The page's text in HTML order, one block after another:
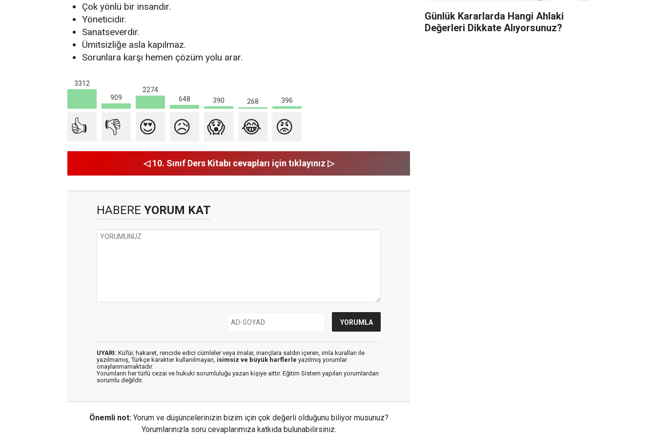
Çok yönlü bir insandır.
Yöneticidir.
Sanatseverdir.
Ümitsizliğe asla kapılmaz.
Sorunlara karşı hemen çözüm yolu arar.
3312
909
2274
648
390 268 396
👍 👎 😍 😥 😱 😂 😡
◁ 10. Sınıf Ders Kitabı cevapları için tıklayınız ▷
HABERE YORUM KAT
UYARI: Küfür, hakaret, rencide edici cümleler veya imalar, inançlara saldırı içeren, imla kuralları ile
yazılmamış, Türkçe karakter kullanılmayan, isimsiz ve büyük harflerle yazılmış yorumlar
onaylanmamaktadır.
Yorumların her türlü cezai ve hukuki sorumluluğu yazan kişiye aittir. Eğitim Sistem yapılan yorumlardan
sorumlu değildir.
Önemli not: Yorum ve düşüncelerinizin bizim için çok değerli olduğunu biliyor musunuz?
Yorumlarınızla soru cevaplarımıza katkıda bulunabilirsiniz.
Günlük Kararlarda Hangi Ahlaki
Değerleri Dikkate Alıyorsunuz?